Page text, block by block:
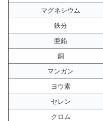
マグネシウム
鉄分
亜鉛
銅
マンガン
ヨウ素
セレン
クロム